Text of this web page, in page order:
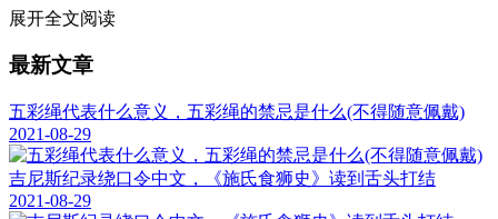
展开全文阅读
最新文章
五彩绳代表什么意义，五彩绳的禁忌是什么(不得随意佩戴)
2021-08-29
吉尼斯纪录绕口令中文，《施氏食狮史》读到舌头打结
2021-08-29